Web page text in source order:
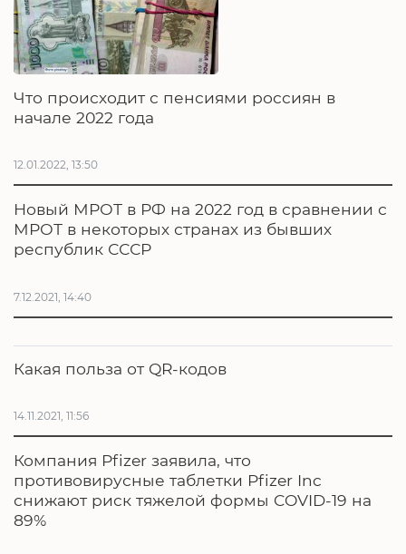
Что происходит с пенсиями россиян в
начале 2022 года
12.01.2022, 13:50
Новый МРОТ в РФ на 2022 год в сравнении с
МРОТ в некоторых странах из бывших
республик СССР
7.12.2021, 14:40
Какая польза от QR-кодов
14.11.2021, 11:56
Компания Pfizer заявила, что
противовирусные таблетки Pfizer Inc
снижают риск тяжелой формы COVID-19 на
89%